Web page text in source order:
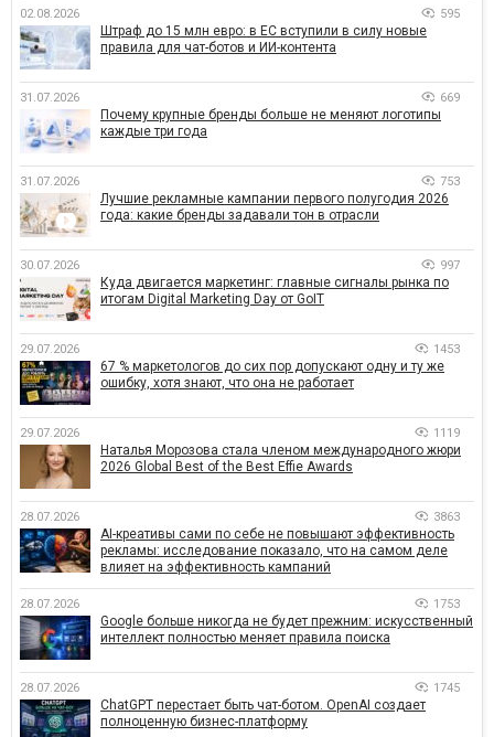
02.08.2026 595
Штраф до 15 млн евро: в ЕС вступили в силу новые
правила для чат-ботов и ИИ-контента
31.07.2026 669
Почему крупные бренды больше не меняют логотипы
каждые три года
31.07.2026 753
Лучшие рекламные кампании первого полугодия 2026
года: какие бренды задавали тон в отрасли
30.07.2026 997
Куда двигается маркетинг: главные сигналы рынка по
итогам Digital Marketing Day от GoIT
29.07.2026 1453
67 % маркетологов до сих пор допускают одну и ту же
ошибку, хотя знают, что она не работает
29.07.2026 1119
Наталья Морозова стала членом международного жюри
2026 Global Best of the Best Effie Awards
28.07.2026 3863
AI-креативы сами по себе не повышают эффективность
рекламы: исследование показало, что на самом деле
влияет на эффективность кампаний
28.07.2026 1753
Google больше никогда не будет прежним: искусственный
интеллект полностью меняет правила поиска
28.07.2026 1745
ChatGPT перестает быть чат-ботом. OpenAI создает
полноценную бизнес-платформу